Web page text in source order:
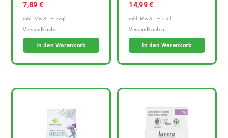
7,89 €
In den Warenkorb
14,99€
In den Warenkorb